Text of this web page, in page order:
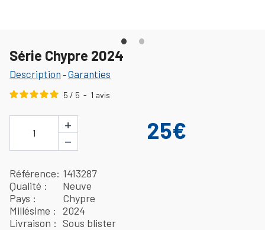
Série Chypre 2024
Description -Garanties
5 / 5 - 1 avis
1
+
−
25€
Référence 1413287
Qualité
Neuve
Pays
Chypre
Millésime
2024
Livraison
Sous blister